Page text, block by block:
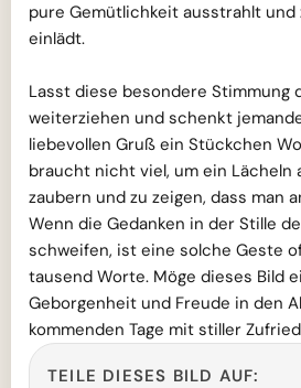
pure Gemütlichkeit ausstrahlt und
einlädt.
Lasst diese besondere Stimmung
weiterziehen und schenkt
liebevollen Gruß ein Stückchen
braucht nicht viel, um ein Lächeln
zaubern und zu zeigen, dass man
Wenn die Gedanken in der Stille
schweifen, ist eine solche Geste
tausend Worte. Möge dieses Bild
Geborgenheit und Freude in den
kommenden Tage mit stiller
TEILE DIESES BILD AUF: